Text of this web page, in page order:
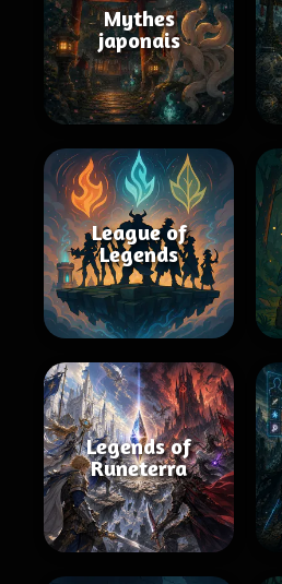
Mythes
japonais
League of
Legends
Legends of
Runeterra